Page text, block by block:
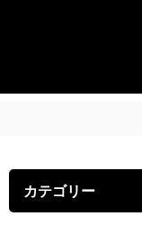
カテゴリー